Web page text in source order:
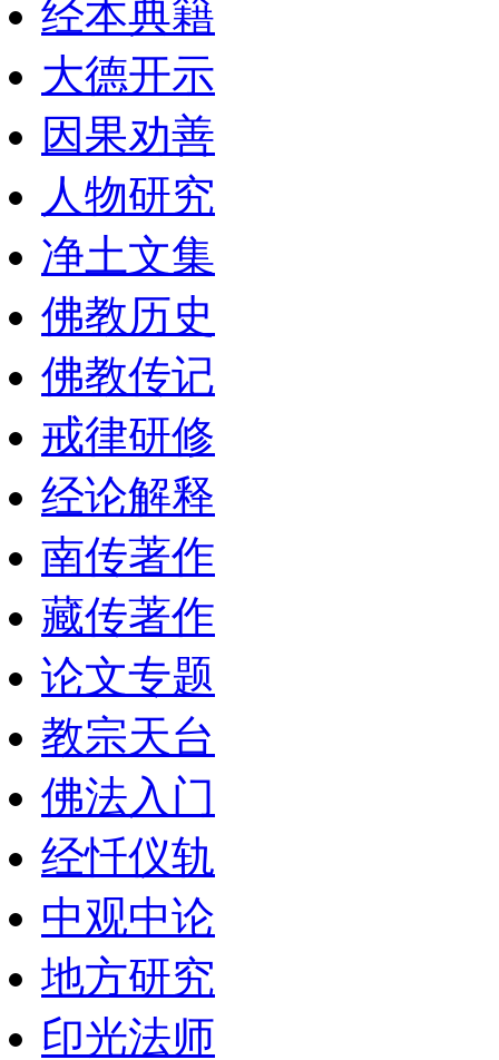
经本典籍
大德开示
因果劝善
人物研究
净土文集
佛教历史
佛教传记
戒律研修
经论解释
南传著作
藏传著作
论文专题
教宗天台
佛法入门
经忏仪轨
中观中论
地方研究
印光法师